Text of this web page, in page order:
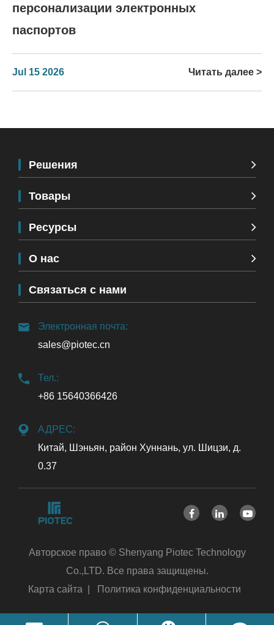
персонализации электронных
паспортов
Jul 15 2026 Читать далее >
Решения
Товары
Ресурсы
О нас
Связаться с нами
Электронная почта:
sales@piotec.cn
Тел.:
+86 15640366426
АДРЕС:
Китай, Шэньян, район Хуннань, ул. Шицзи, д.
0.37
Авторское право © Shenyang Piotec Technology
Co.,LTD. Все права защищены.
Карта сайта
Политика конфиденциальности